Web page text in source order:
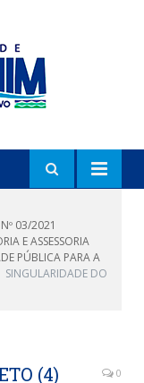
03/2021
E ASSESSORIA
PÚBLICA PARA A
SINGULARIDADE DO
(4) 0